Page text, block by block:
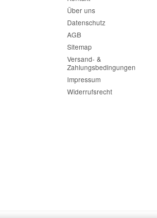
Über uns
Datenschutz
AGB
Sitemap
Versand- &
Zahlungsbedingungen
Impressum
Widerrufsrecht